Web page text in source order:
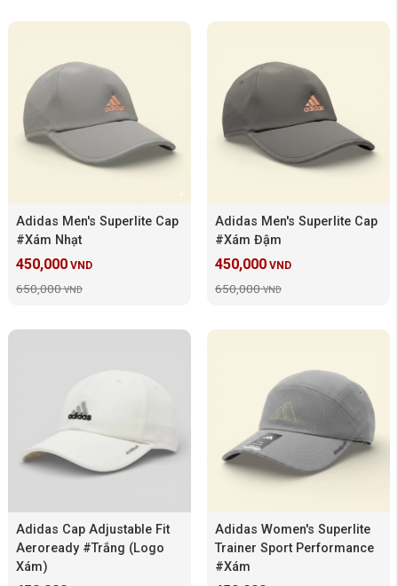
Adidas Men's Superlite Cap
#Xám Nhạt
450,000 VND
650,000 VND
Adidas Men's Superlite Cap
#Xám Đậm
450,000 VND
650,000 VND
Adidas Cap Adjustable Fit
Aeroready #Trắng (Logo
Xám)
Adidas Women's Superlite
Trainer Sport Performance
#Xám